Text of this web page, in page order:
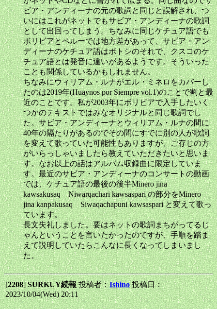
ビア・アンディーナの元の歌詞と同じと誤解され、つ
いにはこれがネットでもサビア・アンディーナの歌詞
として出回ってしまう。ちなみに同じケチュア語でも
ボリビアとペルーでは地方差があって、サビア・アン
ディーナのケチュア語はポトシのそれで、クスコのケ
チュア語とは発音に違いがあるようです。そういった
ことも関係しているかもしれません。
ちなみにウィリアム・ルナがエル・ミネロをカバーし
たのは2019年(Huaynos por Siempre vol.1)のことで割と最
近のことです。私が2003年にボリビアで入手したいく
つかのテキストではみなオリジナルと同じ歌詞でし
た。サビア・アンディーナとウィリアム・ルナの間に
40年の隔たりがあるのでその間にすでに別の人が歌詞
を変えて歌っていた可能性もありますが、ご存じの方
がいらっしゃいましたら教えていただきたいと思いま
す。なお以上の話はアルバム収録曲に限定していま
す。最近のサビア・アンディーナのコンサートの動画
では、ケチュア語の最後の後半Minero jina
kawsakusaq Niwarqachari kawsaspari の部分をMinero
jina kanpakusaq Siwaqachapuni kawsaspari と変えて歌っ
ています。
長文失礼しました。要はネットの歌詞まちがってるじ
ゃんということを言いたかったのですが、手順を踏ま
えて説明していたらこんなに長くなってしまいまし
た。
[2208]SURKUY続報投稿者：Ishino 投稿日：
2023/10/04(Wed) 20:11